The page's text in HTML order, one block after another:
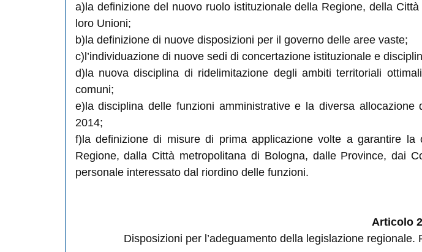
a)la definizione del nuovo ruolo istituzionale della Regione, della
loro Unioni;
b)la definizione di nuove disposizioni per il governo delle aree vaste;
c)l’individuazione di nuove sedi di concertazione istituzionale e
d)la nuova disciplina di ridelimitazione degli ambiti territoriali
comuni;
e)la disciplina delle funzioni amministrative e la diversa
2014;
f)la definizione di misure di prima applicazione volte a garantire
Regione, dalla Città metropolitana di Bologna, dalle Province, dai
personale interessato dal riordino delle funzioni.
Articolo 2
Disposizioni per l’adeguamento della legislazione